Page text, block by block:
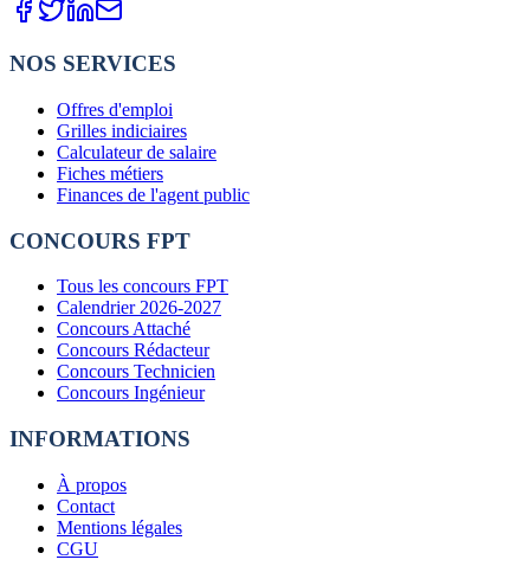
NOS SERVICES
Offres d'emploi
Grilles indiciaires
Calculateur de salaire
Fiches métiers
Finances de l'agent public
CONCOURS FPT
Tous les concours FPT
Calendrier 2026-2027
Concours Attaché
Concours Rédacteur
Concours Technicien
Concours Ingénieur
INFORMATIONS
À propos
Contact
Mentions légales
CGU